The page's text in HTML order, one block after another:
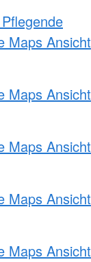
Maps Ansicht
Maps Ansicht
Maps Ansicht
Maps Ansicht
Maps Ansicht